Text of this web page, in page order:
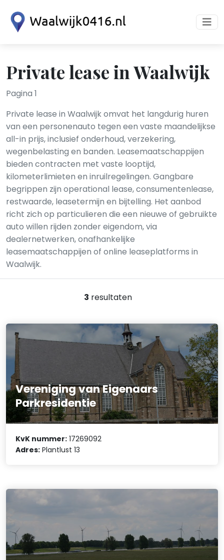
Private lease in Waalwijk
Pagina 1
Private lease in Waalwijk omvat het langdurig huren
van een personenauto tegen een vaste maandelijkse
all-in prijs, inclusief onderhoud, verzekering,
wegenbelasting en banden. Leasemaatschappijen
bieden contracten met vaste looptijd,
kilometerlimieten en inruilregelingen. Gangbare
begrippen zijn operational lease, consumentenlease,
restwaarde, leasetermijn en bijtelling. Het aanbod
richt zich op particulieren die een nieuwe of gebruikte
auto willen rijden zonder eigendom, via
dealernetwerken, onafhankelijke
leasemaatschappijen of online leaseplatforms in
Waalwijk.
3 resultaten
Vereniging van Eigenaars
Parkresidentie
KvK nummer: 17269092
Adres: Plantlust 13